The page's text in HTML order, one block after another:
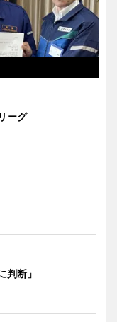
ーグ
判断」